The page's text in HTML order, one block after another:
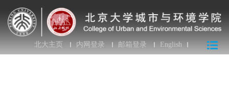
北大主页 内网登录 邮箱登录 English